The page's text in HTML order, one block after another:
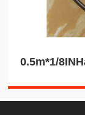
0.5m*1/